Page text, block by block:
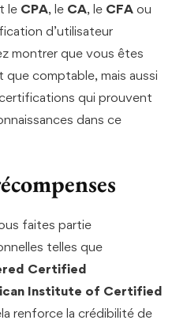
le CPA, le CA, le CFA ou
d’utilisateur
montrer que vous êtes
comptable, mais aussi
qui prouvent
dans ce
faites partie
telles que
Certified
Institute of Certified
renforce la crédibilité de